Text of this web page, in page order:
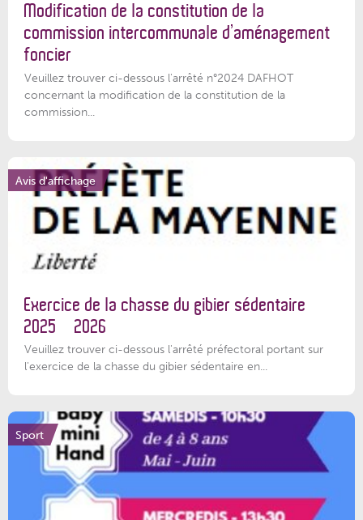
Modification de la constitution de la
commission intercommunale d’aménagement
foncier
Veuillez trouver ci-dessous l'arrêté n°2024 DAFHOT
concernant la modification de la constitution de la
commission...
Avis d'affichage
Exercice de la chasse du gibier sédentaire
2025 – 2026
Veuillez trouver ci-dessous l'arrêté préfectoral portant sur
l'exercice de la chasse du gibier sédentaire en...
Sport